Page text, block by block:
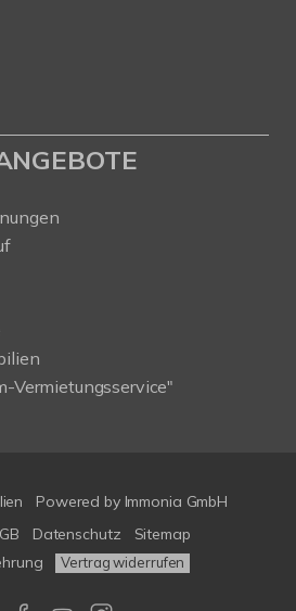
Vermietungsservice"
Powered by Immonia GmbH
Datenschutz
Sitemap
Vertrag widerrufen